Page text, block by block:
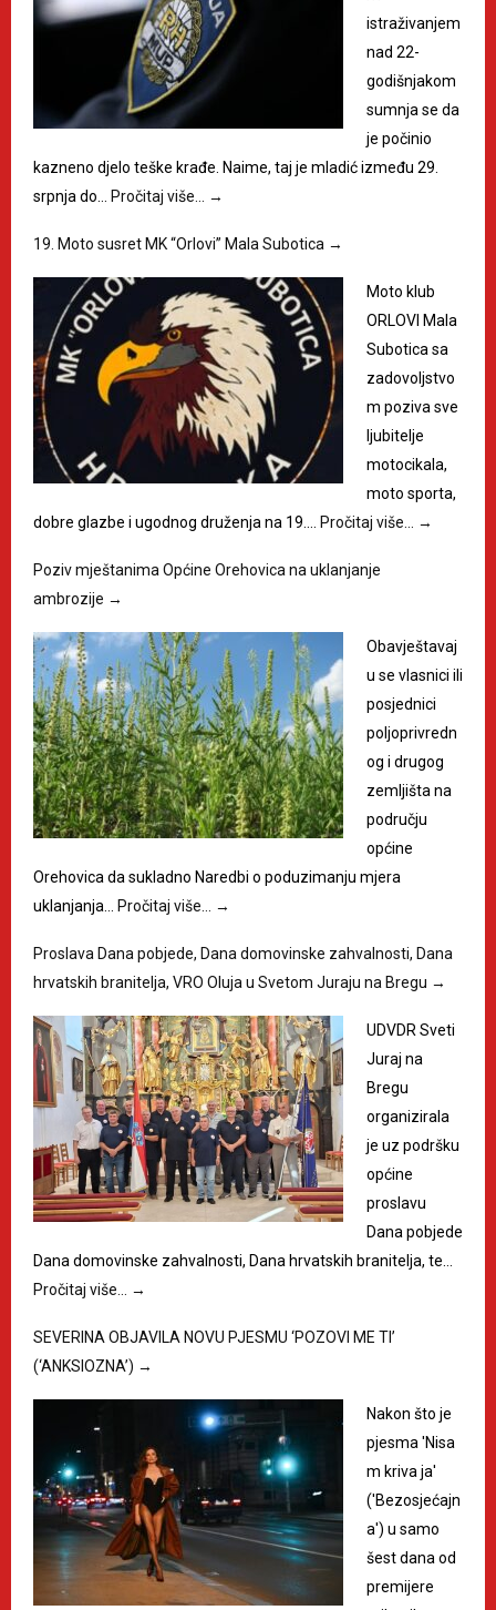
istraživanjem
nad 22-
godišnjakom
sumnja se da
je počinio
kazneno djelo teške krađe. Naime, taj je mladić između 29.
srpnja do…
Pročitaj više… →
19. Moto susret MK “Orlovi” Mala Subotica →
Moto klub
ORLOVI Mala
Subotica sa
zadovoljstvo
m poziva sve
ljubitelje
motocikala,
moto sporta,
dobre glazbe i ugodnog druženja na 19.…
Pročitaj više… →
Poziv mještanima Općine Orehovica na uklanjanje
ambrozije →
Obavještavaj
u se vlasnici ili
posjednici
poljoprivredn
og i drugog
zemljišta na
području
općine
Orehovica da sukladno Naredbi o poduzimanju mjera
uklanjanja…
Pročitaj više… →
Proslava Dana pobjede, Dana domovinske zahvalnosti, Dana
hrvatskih branitelja, VRO Oluja u Svetom Juraju na Bregu →
UDVDR Sveti
Juraj na
Bregu
organizirala
je uz podršku
općine
proslavu
Dana pobjede
Dana domovinske zahvalnosti, Dana hrvatskih branitelja, te…
Pročitaj više…
→
SEVERINA OBJAVILA NOVU PJESMU ‘POZOVI ME TI’
(‘ANKSIOZNA’) →
Nakon što je
pjesma 'Nisa
m kriva ja'
('Bezosjećajn
a') u samo
šest dana od
premijere